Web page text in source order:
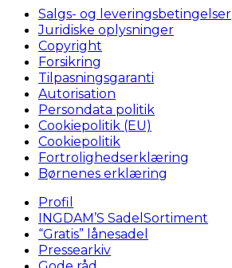
Salgs- og leveringsbetingelser
Juridiske oplysninger
Copyright
Forsikring
Tilpasningsgaranti
Autorisation
Persondata politik
Cookiepolitik (EU)
Cookiepolitik
Fortrolighedserklæring
Børnenes erklæring
Profil
INGDAM’S SadelSortiment
“Gratis” lånesadel
Pressearkiv